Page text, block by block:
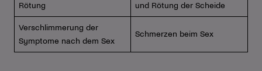
Rötung
und Rötung der Scheide
Verschlimmerung der
Symptome nach dem Sex
Schmerzen beim Sex